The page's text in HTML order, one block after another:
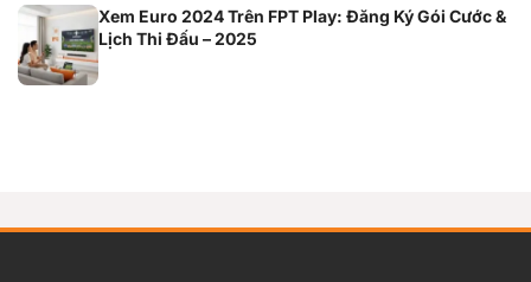
Xem Euro 2024 Trên FPT Play: Đăng Ký Gói Cước &
Lịch Thi Đấu – 2025